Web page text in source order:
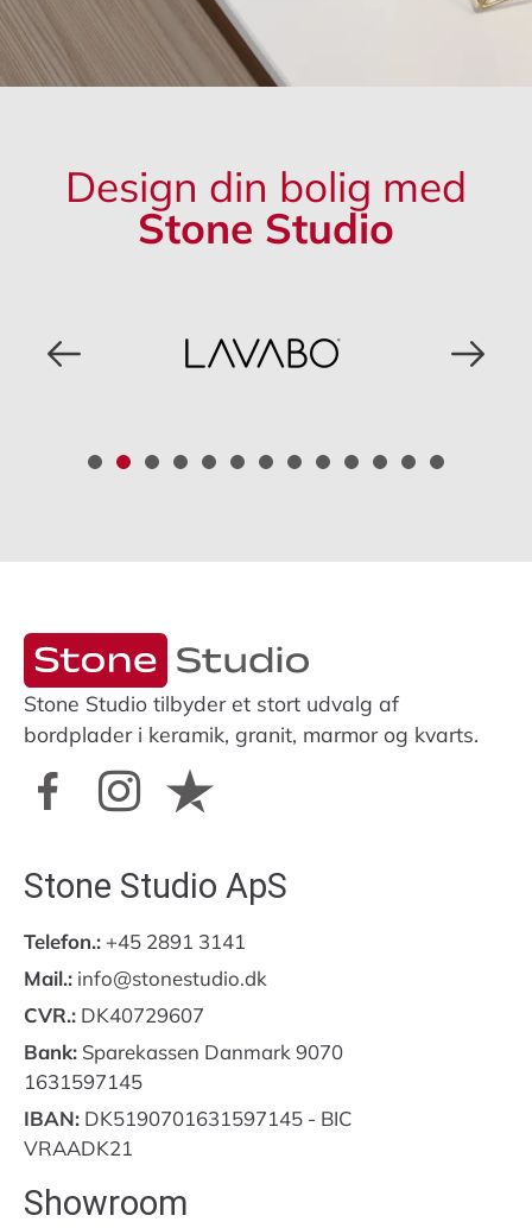
Design din bolig med
Stone Studio
Stone Studio tilbyder et stort udvalg af
bordplader i keramik, granit, marmor og kvarts.
Stone Studio ApS
Telefon.: +45 2891 3141
Mail.: info@stonestudio.dk
CVR.: DK40729607
Bank: Sparekassen Danmark 9070
1631597145
IBAN: DK5190701631597145 - BIC
VRAADK21
Showroom